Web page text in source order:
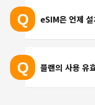
※ 고객님의 기기가 eSIM을 지원하는지 여부에 대해
서는 개별 문의를
고 있지 않습니다.
선을 이용한 통화를
Q eSIM은 언제
하셔도 괜찮습니다.
정되시는 분들은 국
현지에서 eSIM만
Q 플랜의 사용 유